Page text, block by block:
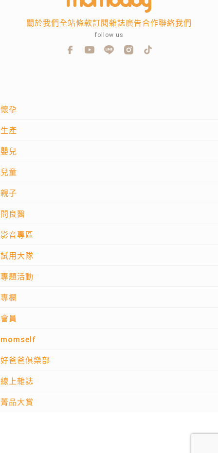
懷孕
生產
嬰兒
兒童
親子
問良醫
影音專區
試用大隊
專題活動
專欄
會員
momself
好爸爸俱樂部
線上雜誌
菁品大賞
關於我們全站條款訂閱雜誌廣告合作聯絡我們
follow us